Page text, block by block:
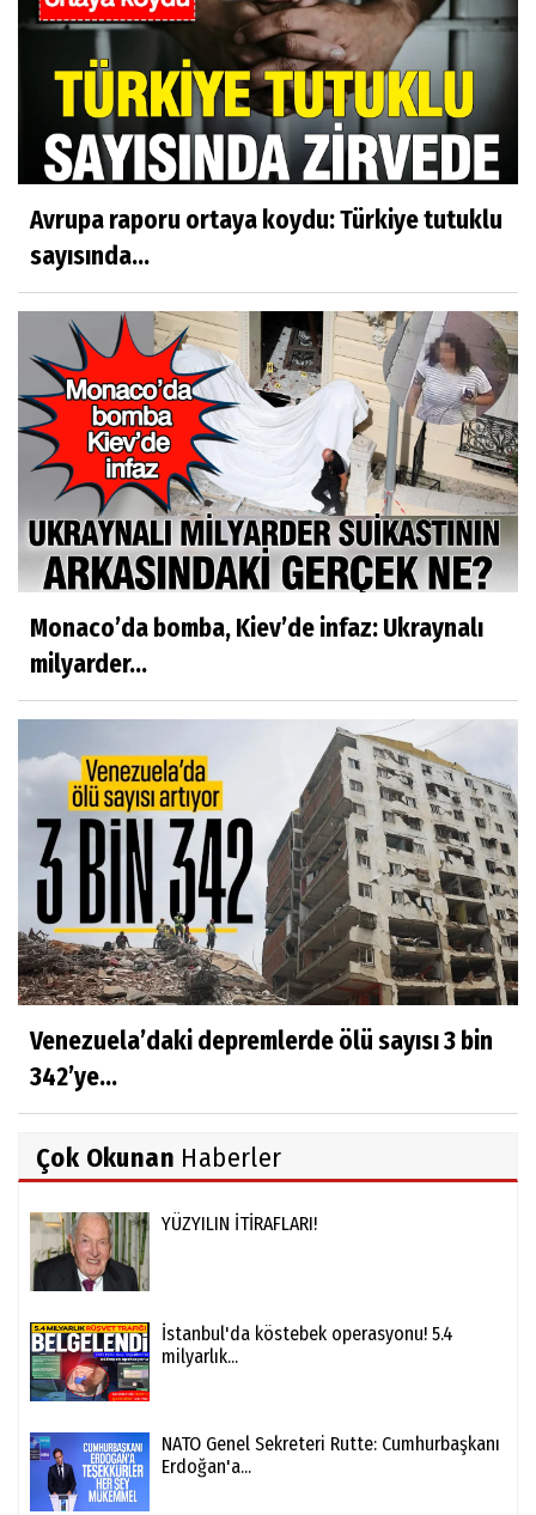
Avrupa raporu ortaya koydu: Türkiye tutuklu
sayısında...
Monaco’da bomba, Kiev’de infaz: Ukraynalı
milyarder...
Venezuela’daki depremlerde ölü sayısı 3 bin
342’ye...
Çok Okunan Haberler
YÜZYILIN İTİRAFLARI!
İstanbul'da köstebek operasyonu! 5.4
milyarlık...
NATO Genel Sekreteri Rutte: Cumhurbaşkanı
Erdoğan'a...